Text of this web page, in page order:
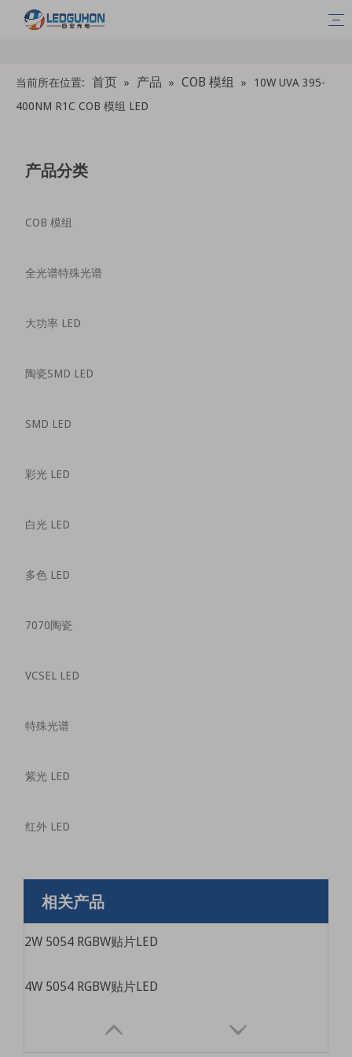
当前所在位置: 首页 » 产品 » COB 模组 »
10W UVA 395-
400NM R1C COB 模组 LED
产品分类
COB 模组
全光谱特殊光谱
大功率 LED
陶瓷SMD LED
SMD LED
彩光 LED
白光 LED
多色 LED
7070陶瓷
VCSEL LED
特殊光谱
紫光 LED
红外 LED
相关产品
2W 5054 RGBW贴片LED
4W 5054 RGBW贴片LED